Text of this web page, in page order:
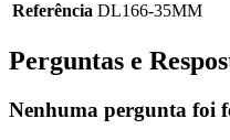
Referência DL166-35MM
Perguntas e
Nenhuma pergunta foi